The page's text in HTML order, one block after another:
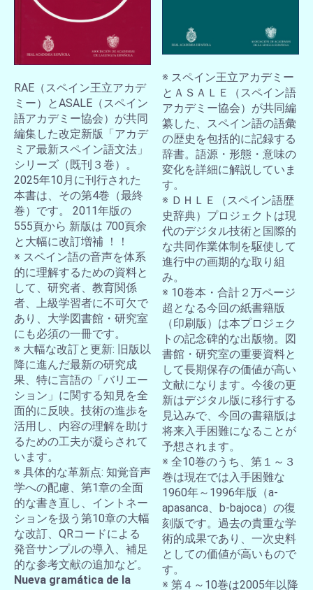
RAE（スペイン王立アカデ
ミー）とASALE（スペイン
語アカデミー協会）が共同
編集した改定新版「アカデ
ミア最新スペイン語文法」
シリーズ（既刊３巻）。
2025年10月に刊行された
本書は、その第4巻（最終
巻）です。 2011年版の
555頁から 新版は 700頁余
と大幅に改訂増補 ！！
※ スペイン語の音声を体系
的に理解するための資料と
して、研究者、教育関係
者、上級学習者に不可欠で
あり、大学図書館・研究室
にも必須の一冊です。
※ 大幅な改訂と更新: 旧版以
降に進んだ最新の研究成
果、特に言語の「バリエー
ション」に関する知見を全
面的に反映。技術の進歩を
活用し、内容の理解を助け
るための工夫が凝らされて
います。
※ 具体的な革新点: 知覚音声
学への配慮、第1章の全面
的な書き直し、イントネー
ションを扱う第10章の大幅
な改訂、QRコードによる
発音サンプルの導入、補足
的な参考文献の追加など。
Nueva gramática de la
※ スペイン王立アカデミー
とＡＳＡＬＥ（スペイン語
アカデミー協会）が共同編
纂した、スペイン語の語彙
の歴史を包括的に記録する
辞書。語源・形態・意味の
変化を詳細に解説していま
す。
※ ＤＨＬＥ（スペイン語歴
史辞典）プロジェクトは現
代のデジタル技術と国際的
な共同作業体制を駆使して
進行中の画期的な取り組
み。
※ 10巻本・合計２万ページ
超となる今回の紙書籍版
（印刷版）は本プロジェク
トの記念碑的な出版物。図
書館・研究室の重要資料と
して長期保存の価値が高い
文献になります。今後の更
新はデジタル版に移行する
見込みで、今回の書籍版は
将来入手困難になることが
予想されます。
※ 全10巻のうち、第１～３
巻は現在では入手困難な
1960年～1996年版（a-
apasanca、b-bajoca）の復
刻版です。過去の貴重な学
術的成果であり、一次史料
としての価値が高いもので
す。
※ 第４～10巻は2005年以降